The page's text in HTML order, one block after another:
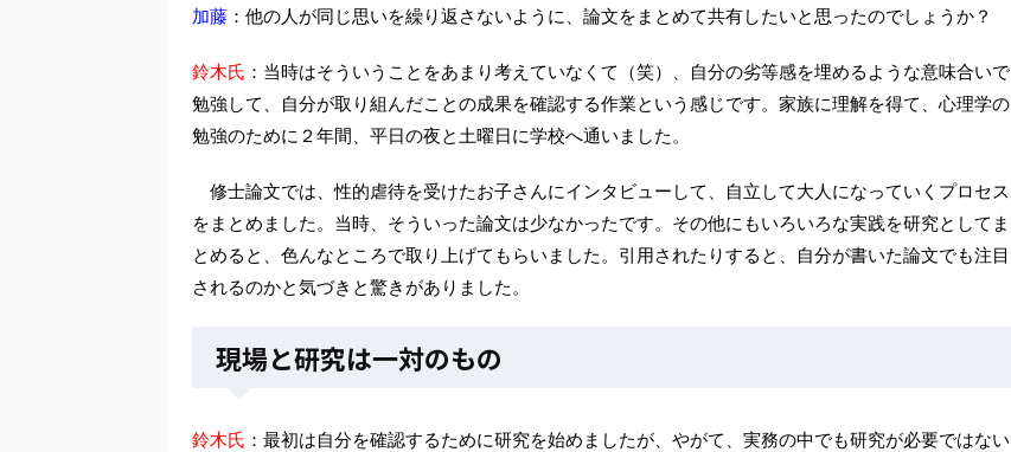
加藤 ：他の人が同じ思いを繰り返さないように、論文をまとめて共有したいと思ったのでしょうか？
鈴木氏 ：当時はそういうことをあまり考えていなくて（笑）、自分の劣等感を埋めるような意味合いで
勉強して、自分が取り組んだことの成果を確認する作業という感じです。家族に理解を得て、心理学の
勉強のために２年間、平日の夜と土曜日に学校へ通いました。
修士論文では、性的虐待を受けたお子さんにインタビューして、自立して大人になっていくプロセス
をまとめました。当時、そういった論文は少なかったです。その他にもいろいろな実践を研究としてま
とめると、色んなところで取り上げてもらいました。引用されたりすると、自分が書いた論文でも注目
されるのかと気づきと驚きがありました。
現場と研究は一対のもの
鈴木氏 ：最初は自分を確認するために研究を始めましたが、やがて、実務の中でも研究が必要ではない